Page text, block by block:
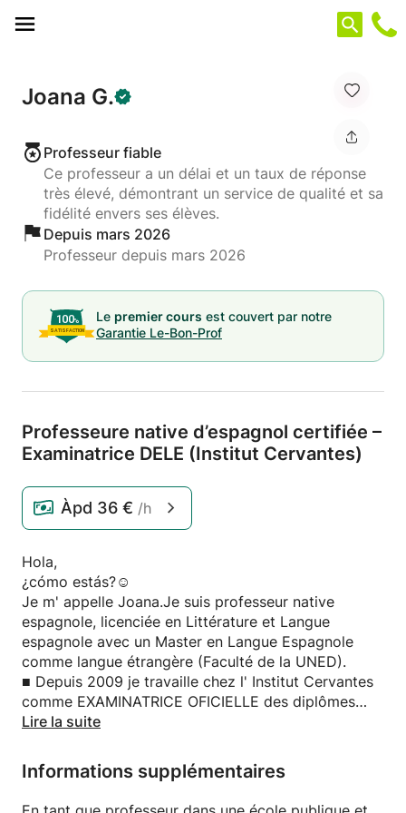
Joana G.
Professeur fiable
Ce professeur a un délai et un taux de réponse
très élevé, démontrant un service de qualité et sa
fidélité envers ses élèves.
Depuis mars 2026
Professeur depuis mars 2026
Le premier cours est couvert par notre
Garantie Le-Bon-Prof
Professeure native d’espagnol certifiée –
Examinatrice DELE (Institut Cervantes)
Àpd 36 € /h
Hola,
¿cómo estás?☺️
Je m' appelle Joana.Je suis professeur native
espagnole, licenciée en Littérature et Langue
espagnole avec un Master en Langue Espagnole
comme langue étrangère (Faculté de la UNED).
■ Depuis 2009 je travaille chez l' Institut Cervantes
comme EXAMINATRICE OFICIELLE des diplômes
DELE (diplôme d'espagnol comme langue
(Je maîtrise la langue française, alors pendant le
cours je donne toutes les explications nécessaires
en français sur les règles grammaticales ou le
Lire la suite
Informations supplémentaires